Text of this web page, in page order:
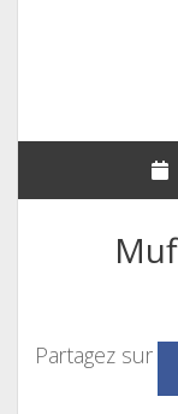
Partagez sur